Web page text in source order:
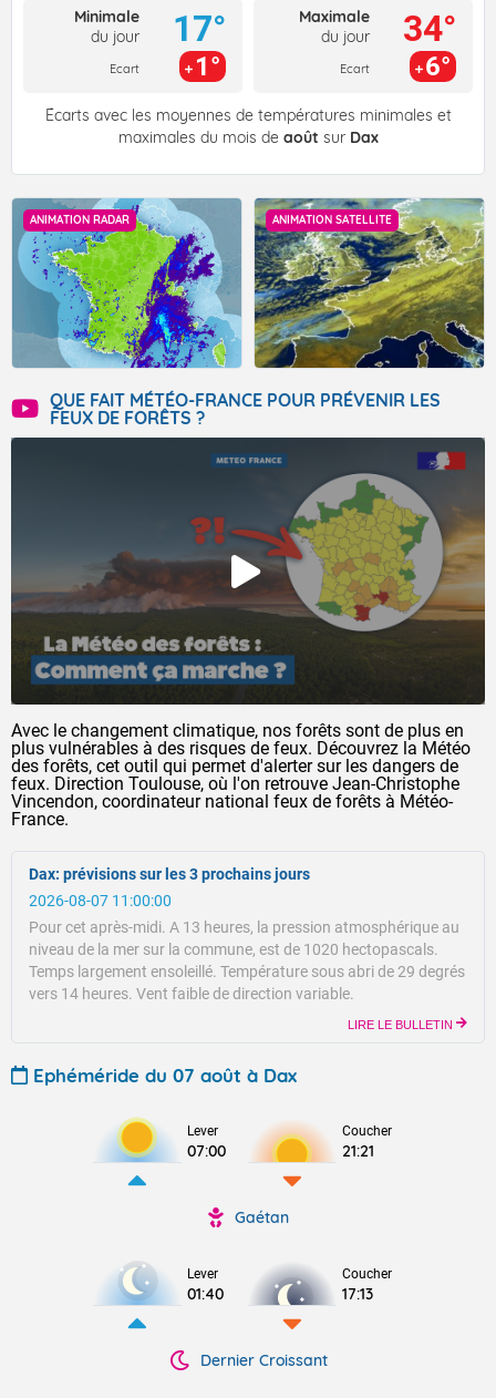
Minimale
du jour
Ecart
17°
1°
Maximale
du jour
Ecart
34°
6°
Écarts avec les moyennes de températures minimales et
maximales du mois de août sur Dax
ANIMATION RADAR ANIMATION SATELLITE
QUE FAIT MÉTÉO-FRANCE POUR PRÉVENIR LES
FEUX DE FORÊTS ?
Avec le changement climatique, nos forêts sont de plus en
plus vulnérables à des risques de feux. Découvrez la Météo
des forêts, cet outil qui permet d'alerter sur les dangers de
feux. Direction Toulouse, où l'on retrouve Jean-Christophe
Vincendon, coordinateur national feux de forêts à Météo-
France.
Dax: prévisions sur les 3 prochains jours
2026-08-07 11:00:00
Pour cet après-midi. A 13 heures, la pression atmosphérique au
niveau de la mer sur la commune, est de 1020 hectopascals.
Temps largement ensoleillé. Température sous abri de 29 degrés
vers 14 heures. Vent faible de direction variable.
LIRE LE BULLETIN
Ephéméride du 07 août à Dax
Lever
07:00
Coucher
21:21
Gaétan
Lever
01:40
Coucher
17:13
Dernier Croissant